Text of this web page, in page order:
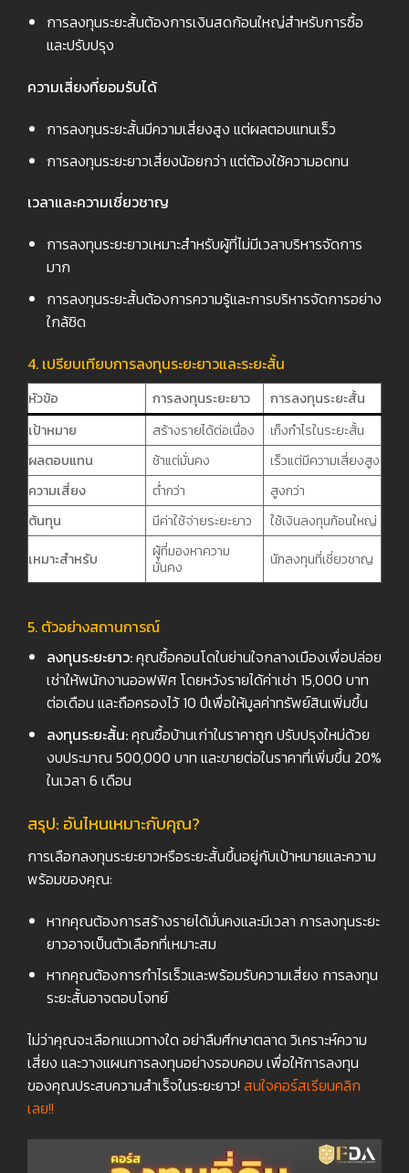
การลงทุนระยะสั้นต้องการเงินสดก้อนใหญ่สำหรับการซื้อ
และปรับปรุง
ความเสี่ยงที่ยอมรับได้
การลงทุนระยะสั้นมีความเสี่ยงสูง แต่ผลตอบแทนเร็ว
การลงทุนระยะยาวเสี่ยงน้อยกว่า แต่ต้องใช้ความอดทน
เวลาและความเชี่ยวชาญ
การลงทุนระยะยาวเหมาะสำหรับผู้ที่ไม่มีเวลาบริหารจัดการ
มาก
การลงทุนระยะสั้นต้องการความรู้และการบริหารจัดการอย่าง
ใกล้ชิด
4. เปรียบเทียบการลงทุนระยะยาวและระยะสั้น
หัวข้อ การลงทุนระยะยาว
การลงทุนระยะสั้น
เป้าหมาย
สร้างรายได้ต่อเนื่อง
เก็งกำไรในระยะสั้น
ผลตอบแทน
ช้าแต่มั่นคง
เร็วแต่มีความเสี่ยงสูง
ความเสี่ยง
ต่ำกว่า
สูงกว่า
ต้นทุน
มีค่าใช้จ่ายระยะยาว
ใช้เงินลงทุนก้อนใหญ่
เหมาะสำหรับ
ผู้ที่มองหาความ
มั่นคง
นักลงทุนที่เชี่ยวชาญ
5. ตัวอย่างสถานการณ์
ลงทุนระยะยาว:คุณซื้อคอนโดในย่านใจกลางเมืองเพื่อปล่อย
เช่าให้พนักงานออฟฟิศ โดยหวังรายได้ค่าเช่า 15,000 บาท
ต่อเดือน และถือครองไว้ 10 ปีเพื่อให้มูลค่าทรัพย์สินเพิ่มขึ้น
ลงทุนระยะสั้น:คุณซื้อบ้านเก่าในราคาถูก ปรับปรุงใหม่ด้วย
งบประมาณ 500,000 บาท และขายต่อในราคาที่เพิ่มขึ้น 20%
ในเวลา 6 เดือน
สรุป: อันไหนเหมาะกับคุณ?
การเลือกลงทุนระยะยาวหรือระยะสั้นขึ้นอยู่กับเป้าหมายและความ
พร้อมของคุณ:
หากคุณต้องการสร้างรายได้มั่นคงและมีเวลา การลงทุนระยะ
ยาวอาจเป็นตัวเลือกที่เหมาะสม
หากคุณต้องการกำไรเร็วและพร้อมรับความเสี่ยง การลงทุน
ระยะสั้นอาจตอบโจทย์
ไม่ว่าคุณจะเลือกแนวทางใด อย่าลืมศึกษาตลาด วิเคราะห์ความ
เสี่ยง และวางแผนการลงทุนอย่างรอบคอบ เพื่อให้การลงทุน
ของคุณประสบความสำเร็จในระยะยาว! สนใจคอร์สเรียนคลิก
เลย!!